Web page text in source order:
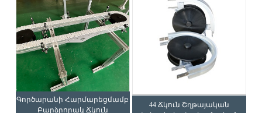
Գործարանի Հարմարեցմամբ
Բարձրորակ Ճկուն
44 Ճկուն Շղթայական